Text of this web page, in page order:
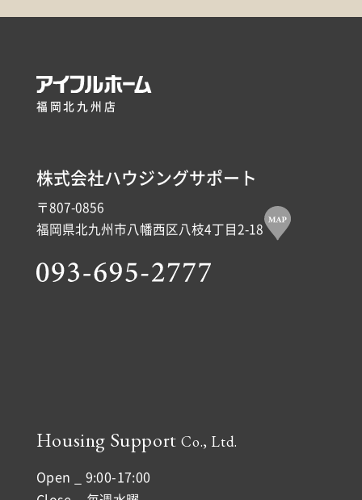
福岡北九州店
株式会社ハウジングサポート
〒807-0856
福岡県北九州市八幡西区八枝4丁目2-18
Housing SupportCo., Ltd.
Open _ 9:00-17:00